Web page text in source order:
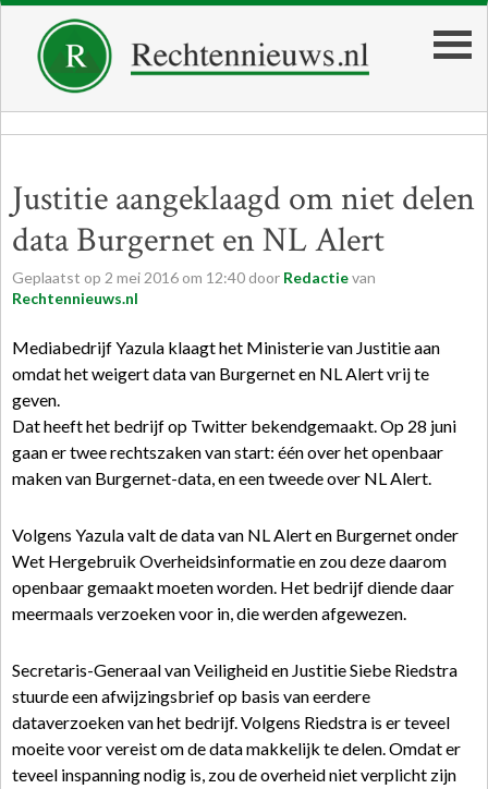
Justitie aangeklaagd om niet delen
data Burgernet en NL Alert
Geplaatst op 2 mei 2016 om 12:40 door Redactievan
Rechtennieuws.nl
Mediabedrijf Yazula klaagt het Ministerie van Justitie aan
omdat het weigert data van Burgernet en NL Alert vrij te
geven.
Dat heeft het bedrijf op Twitter bekendgemaakt. Op 28 juni
gaan er twee rechtszaken van start: één over het openbaar
maken van Burgernet-data, en een tweede over NL Alert.
Volgens Yazula valt de data van NL Alert en Burgernet onder
Wet Hergebruik Overheidsinformatie en zou deze daarom
openbaar gemaakt moeten worden. Het bedrijf diende daar
meermaals verzoeken voor in, die werden afgewezen.
Secretaris-Generaal van Veiligheid en Justitie Siebe Riedstra
stuurde een afwijzingsbrief op basis van eerdere
dataverzoeken van het bedrijf. Volgens Riedstra is er teveel
moeite voor vereist om de data makkelijk te delen. Omdat er
teveel inspanning nodig is, zou de overheid niet verplicht zijn